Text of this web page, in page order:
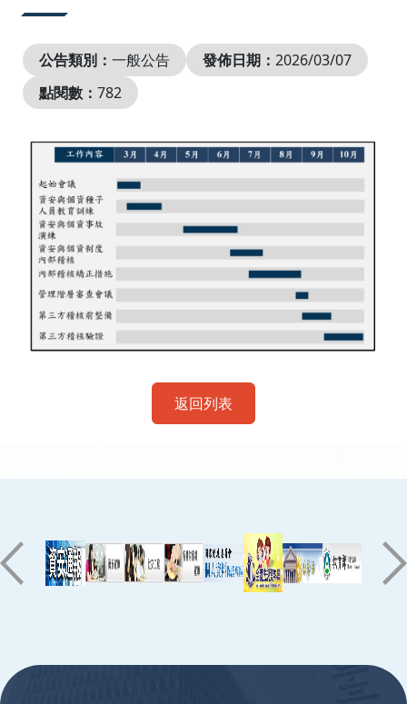
公告類別： 一般公告 發佈日期： 2026/03/07
點閱數： 782
返回列表